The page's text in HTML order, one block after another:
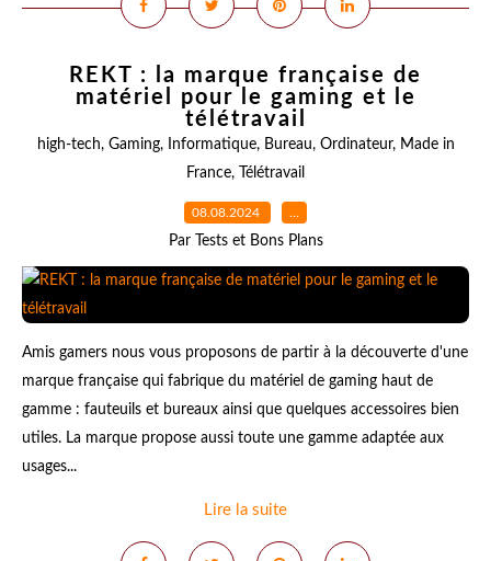
REKT : la marque française de
matériel pour le gaming et le
télétravail
high-tech, Gaming, Informatique, Bureau, Ordinateur, Made in
France, Télétravail
08.08.2024 …
Par Tests et Bons Plans
Amis gamers nous vous proposons de partir à la découverte d'une
marque française qui fabrique du matériel de gaming haut de
gamme : fauteuils et bureaux ainsi que quelques accessoires bien
utiles. La marque propose aussi toute une gamme adaptée aux
usages...
Lire la suite